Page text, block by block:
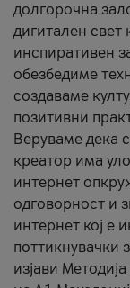
долгорочна
дигитален свет
инспиративен
обезбедиме
создаваме
позитивни
Веруваме дека
креатор има
интернет
одговорност и
интернет кој е
поттикнувачки
изјави